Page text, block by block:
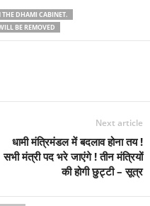
THE DHAMI CABINET.
BE REMOVED
Next article
धामी मंत्रिमंडल में बदलाव होना तय !
सभी मंत्री पद भरे जाएंगे ! तीन मंत्रियों
की होगी छुट्टी – सूत्र